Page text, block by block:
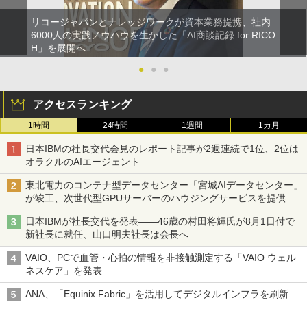
リコージャパンとナレッジワークが資本業務提携、社内
6000人の実践ノウハウを生かした「AI商談記録 for RICO
H」を展開へ
●
● ●
アクセスランキング
1時間 24時間 1週間 1カ月
日本IBMの社長交代会見のレポート記事が2週連続で1位、2位は
オラクルのAIエージェント
東北電力のコンテナ型データセンター「宮城AIデータセンター」
が竣工、次世代型GPUサーバーのハウジングサービスを提供
日本IBMが社長交代を発表――46歳の村田将輝氏が8月1日付で
新社長に就任、山口明夫社長は会長へ
VAIO、PCで血管・心拍の情報を非接触測定する「VAIO ウェル
ネスケア」を発表
ANA、「Equinix Fabric」を活用してデジタルインフラを刷新